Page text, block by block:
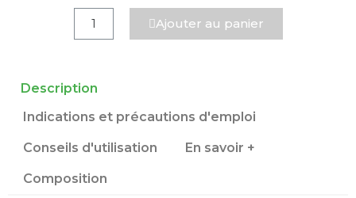
Ajouter au panier
Description
Indications et précautions d'emploi
Conseils d'utilisation En savoir +
Composition